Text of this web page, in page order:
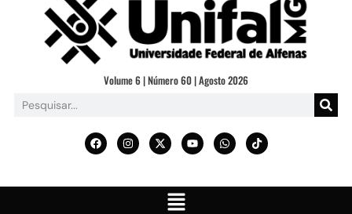
Legislação
Canais
Volume 6 | Número 60 | Agosto 2026